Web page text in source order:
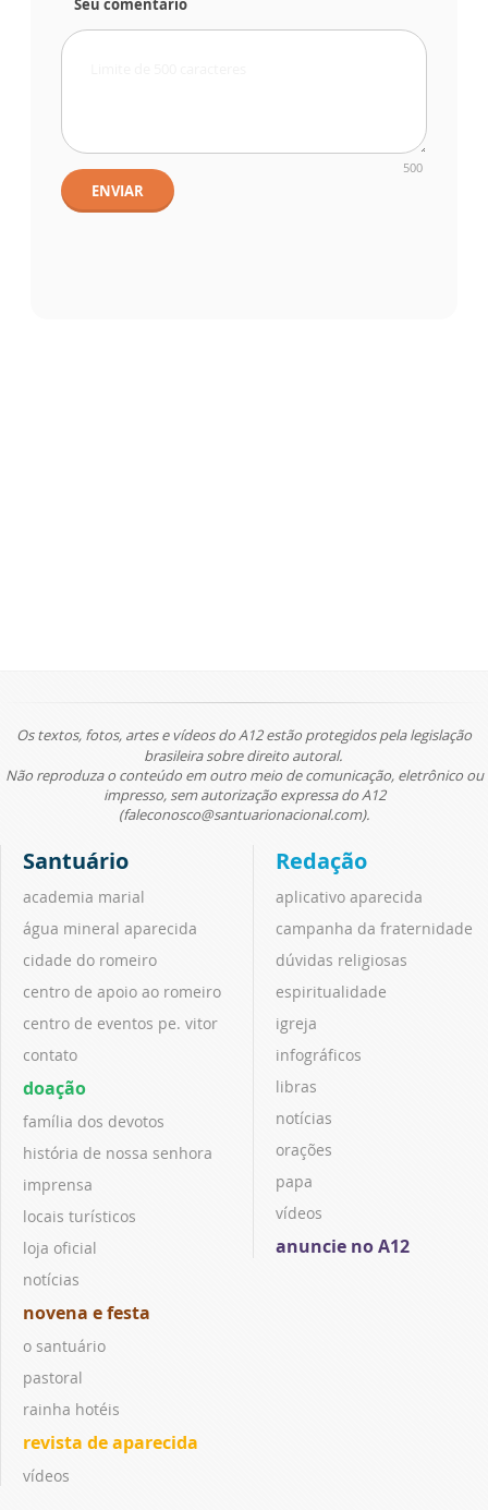
Seu comentário
500
ENVIAR
Os textos, fotos, artes e vídeos do A12 estão protegidos pela legislação
brasileira sobre direito autoral.
Não reproduza o conteúdo em outro meio de comunicação, eletrônico ou
impresso, sem autorização expressa do A12
(faleconosco@santuarionacional.com).
Santuário
academia marial
água mineral aparecida
cidade do romeiro
centro de apoio ao romeiro
centro de eventos pe. vitor
contato
doação
família dos devotos
história de nossa senhora
imprensa
locais turísticos
loja oficial
notícias
novena e festa
o santuário
pastoral
rainha hotéis
revista de aparecida
vídeos
Redação
aplicativo aparecida
campanha da fraternidade
dúvidas religiosas
espiritualidade
igreja
infográficos
libras
notícias
orações
papa
vídeos
anuncie no A12